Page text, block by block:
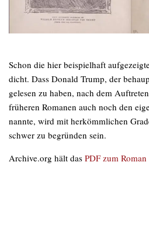
Schon die hier beispielhaft
dicht. Dass Donald Trump, der
gelesen zu haben, nach dem
früheren Romanen auch noch den
nannte, wird mit herkömmlichen
schwer zu begründen sein.
Archive.org hält das PDF zum Roman